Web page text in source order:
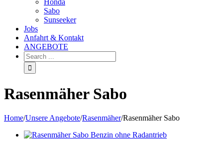
Honda
Sabo
Sunseeker
Jobs
Anfahrt & Kontakt
ANGEBOTE
Rasenmäher Sabo
Home/Unsere Angebote/Rasenmäher/Rasenmäher Sabo